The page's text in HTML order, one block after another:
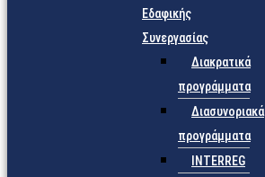
Εδαφικής
Συνεργασίας
Διακρατικά
προγράμματα
Διασυνοριακά
προγράμματα
INTERREG